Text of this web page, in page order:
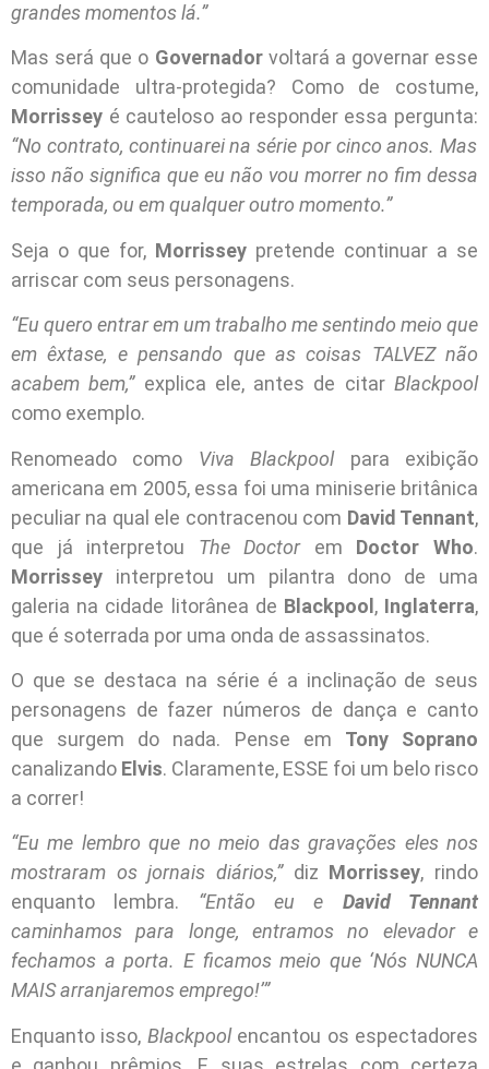
grandes momentos lá.”
Mas será que o Governadorvoltará a governar esse
comunidade ultra-protegida? Como de costume,
Morrissey é cauteloso ao responder essa pergunta:
“No contrato, continuarei na série por cinco anos. Mas
isso não significa que eu não vou morrer no fim dessa
temporada, ou em qualquer outro momento.”
Seja o que for, Morrissey pretende continuar a se
arriscar com seus personagens.
“Eu quero entrar em um trabalho me sentindo meio que
em êxtase, e pensando que as coisas TALVEZ não
acabem bem,”explica ele, antes de citarBlackpool
como exemplo.
Renomeado como Viva Blackpoolpara exibição
americana em 2005, essa foi uma miniserie britânica
peculiar na qual ele contracenou com David Tennant,
que já interpretou The Doctorem Doctor Who.
Morrissey interpretou um pilantra dono de uma
galeria na cidade litorânea de Blackpool, Inglaterra,
que é soterrada por uma onda de assassinatos.
O que se destaca na série é a inclinação de seus
personagens de fazer números de dança e canto
que surgem do nada. Pense em Tony Soprano
canalizando Elvis. Claramente, ESSE foi um belo risco
a correr!
“Eu me lembro que no meio das gravações eles nos
mostraram os jornais diários,”diz Morrissey, rindo
enquanto lembra. “Então eu e David Tennant
caminhamos para longe, entramos no elevador e
fechamos a porta. E ficamos meio que ‘Nós NUNCA
MAIS arranjaremos emprego!’”
Enquanto isso, Blackpoolencantou os espectadores